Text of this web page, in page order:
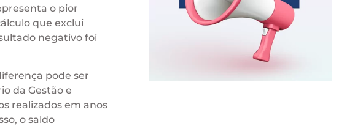
o pior
que exclui
negativo foi
pode ser
da Gestão e
realizados em anos
o saldo